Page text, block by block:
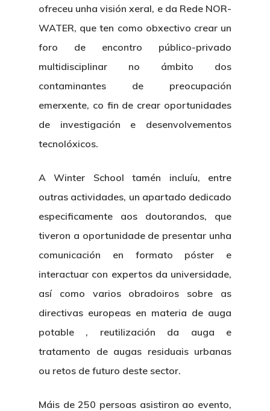
ofreceu unha visión xeral, e da Rede NOR-
WATER, que ten como obxectivo crear un
foro de encontro público-privado
multidisciplinar no ámbito dos
contaminantes de preocupación
emerxente, co fin de crear oportunidades
de investigación e desenvolvementos
tecnolóxicos.
A Winter School tamén incluíu, entre
outras actividades, un apartado dedicado
especificamente aos doutorandos, que
tiveron a oportunidade de presentar unha
comunicación en formato póster e
interactuar con expertos da universidade,
así como varios obradoiros sobre as
directivas europeas en materia de auga
potable , reutilización da auga e
tratamento de augas residuais urbanas
ou retos de futuro deste sector.
Máis de 250 persoas asistiron ao evento,